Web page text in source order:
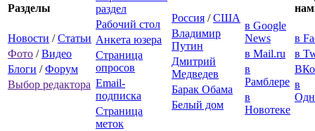
Разделы
Новости /Статьи
Фото /Видео
Блоги /Форум
Выбор редактора
раздел
Рабочий стол
Анкета юзера
Страница
опросов
Email-
подписка
Страница
меток
Россия /США
Владимир
Путин
Дмитрий
Медведев
Барак Обама
Белый дом
в Google
News
в Mail.ru
в
Рамблере
в
Новотеке
в
в
в